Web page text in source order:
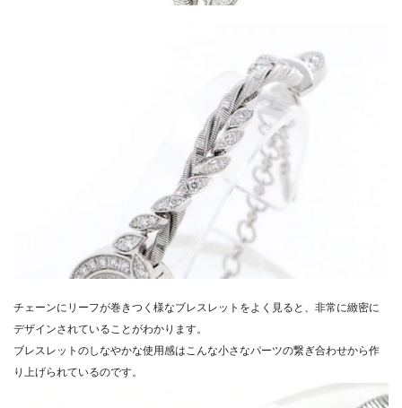
チェーンにリーフが巻きつく様なブレスレットをよく見ると、 非常に緻密に
デザインされていることがわかります。
ブレスレットのしなやかな使用感はこんな小さなパーツの繋ぎ合わせから作
り上げられているのです。